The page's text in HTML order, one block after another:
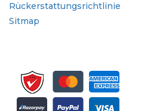
Rückerstattungsrichtlinie
Sitmap